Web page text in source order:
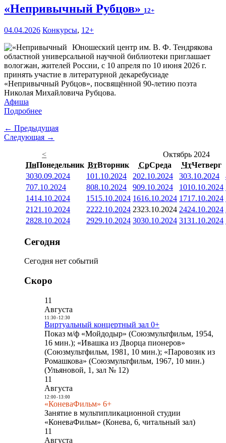
«Непривычный Рубцов» 12+
04.04.2026 Конкурсы, 12+
Юношеский центр им. В. Ф. Тендрякова
областной универсальной научной библиотеки приглашает
вологжан, жителей России, с 10 апреля по 10 июня 2026 г.
принять участие в литературной декаребусиаде
«Непривычный Рубцов», посвящённой 90-летию поэта
Николая Михайловича Рубцова.
Афиша
Подробнее
← Предыдущая
Следующая →
<
Октябрь 2024
ПнПонедельник ВтВторник СрСреда ЧтЧетверг
3030.09.2024 101.10.2024 202.10.2024 303.10.2024
707.10.2024 808.10.2024 909.10.2024 1010.10.2024
1414.10.2024 1515.10.2024 1616.10.2024 1717.10.2024
21 21.10.2024 2222.10.2024 2323.10.2024 2424.10.2024
2828.10.2024 2929.10.2024 3030.10.2024 3131.10.2024
Сегодня
Сегодня нет событий
Скоро
11
Августа
11:30- 12:30
Виртуальный концертный зал 0+
Показ м/ф «Мойдодыр» (Союзмультфильм, 1954,
16 мин.); «Ивашка из Дворца пионеров»
(Союзмультфильм, 1981, 10 мин.); «Паровозик из
Ромашкова» (Союзмультфильм, 1967, 10 мин.)
(Ульяновой, 1, зал № 12)
11
Августа
12:00- 13:00
«КоневаФильм» 6+
Занятие в мультипликационной студии
«КоневаФильм» (Конева, 6, читальный зал)
11
Августа